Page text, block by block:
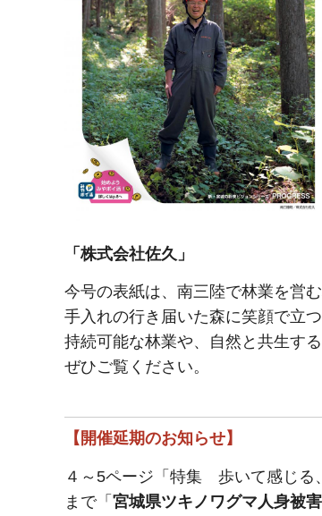
「株式会社佐久」
今号の表紙は、南三陸で林業を営
手入れの行き届いた森に笑顔で立
持続可能な林業や、自然と共生す
ぜひご覧ください。
【開催延期のお知らせ】
４～5ページ「特集 歩いて感じる
まで「 宮城県ツキノワグマ人身被